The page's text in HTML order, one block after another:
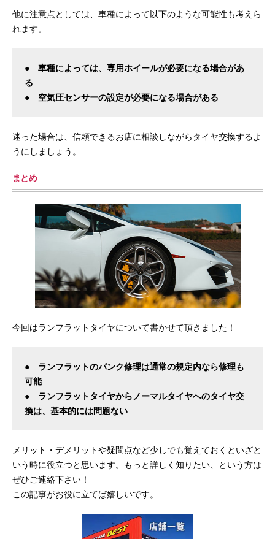
他に注意点としては、車種によって以下のような可能性も考えら
れます。
● 車種によっては、専用ホイールが必要になる場合があ
る
● 空気圧センサーの設定が必要になる場合がある
迷った場合は、信頼できるお店に相談しながらタイヤ交換するよ
うにしましょう。
まとめ
今回はランフラットタイヤについて書かせて頂きました！
● ランフラットのパンク修理は通常の規定内なら修理も
可能
● ランフラットタイヤからノーマルタイヤへのタイヤ交
換は、基本的には問題ない
メリット・デメリットや疑問点など少しでも覚えておくといざと
いう時に役立つと思います。もっと詳しく知りたい、という方は
ぜひご連絡下さい！
この記事がお役に立てば嬉しいです。